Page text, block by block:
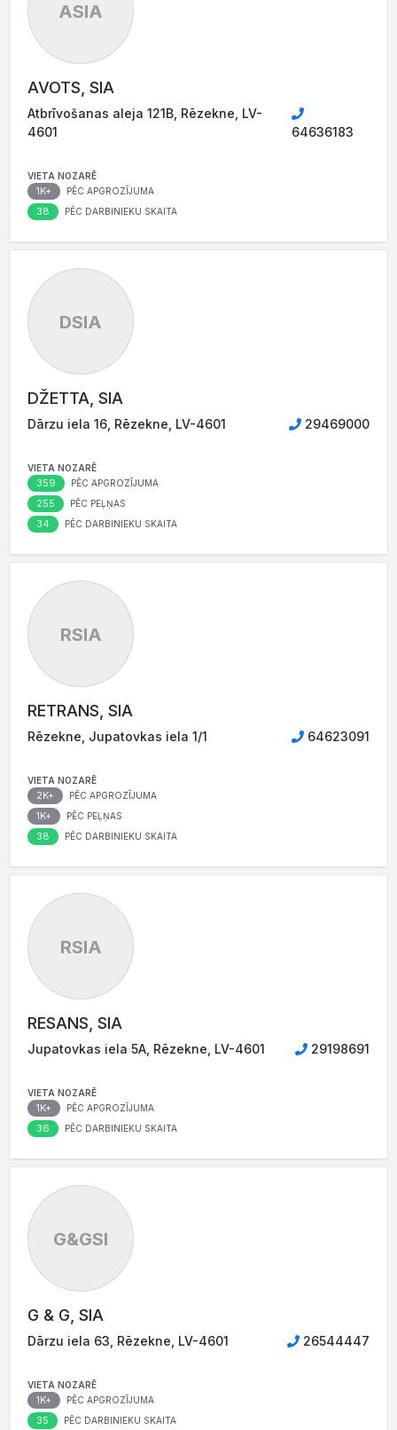
ASIA
AVOTS, SIA
Atbrīvošanas aleja 121B, Rēzekne, LV-
4601
64636183
VIETA NOZARĒ
1K+ PĒC APGROZĪJUMA
38 PĒC DARBINIEKU SKAITA
DSIA
DŽETTA, SIA
Dārzu iela 16, Rēzekne, LV-4601 29469000
VIETA NOZARĒ
359 PĒC APGROZĪJUMA
255 PĒC PEĻŅAS
34 PĒC DARBINIEKU SKAITA
RSIA
RETRANS, SIA
Rēzekne, Jupatovkas iela 1/1 64623091
VIETA NOZARĒ
2K+ PĒC APGROZĪJUMA
1K+ PĒC PEĻŅAS
38 PĒC DARBINIEKU SKAITA
RSIA
RESANS, SIA
Jupatovkas iela 5A, Rēzekne, LV-4601 29198691
VIETA NOZARĒ
1K+ PĒC APGROZĪJUMA
36 PĒC DARBINIEKU SKAITA
G&GSI
G & G, SIA
Dārzu iela 63, Rēzekne, LV-4601 26544447
VIETA NOZARĒ
1K+ PĒC APGROZĪJUMA
35 PĒC DARBINIEKU SKAITA